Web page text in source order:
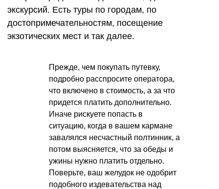
экскурсий. Есть туры по городам, по
достопримечательностям, посещение
экзотических мест и так далее.
Прежде, чем покупать путевку,
подробно расспросите оператора,
что включено в стоимость, а за что
придется платить дополнительно.
Иначе рискуете попасть в
ситуацию, когда в вашем кармане
завалялся несчастный полтинник, а
потом выясняется, что за обеды и
ужины нужно платить отдельно.
Поверьте, ваш желудок не одобрит
подобного издевательства над